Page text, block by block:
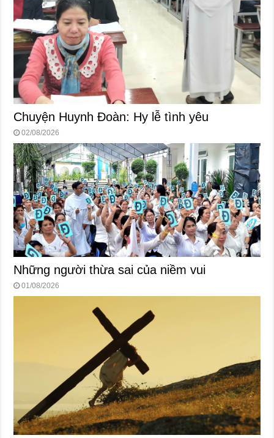
Chuyện Huynh Đoàn: Hy lễ tình yêu
02/08/2026
Những người thừa sai của niềm vui
01/08/2026